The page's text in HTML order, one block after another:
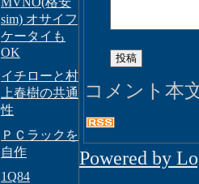
sim) オサイフ
ケータイも
OK
イチローと村
上春樹の共通
性
ＰＣラックを
自作
1Q84
コメント本
Powered by